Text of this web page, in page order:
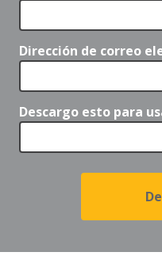
Dirección de correo
Descargo esto para